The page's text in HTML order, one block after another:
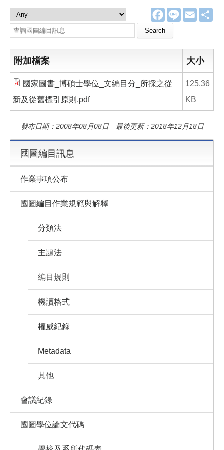
F
a
e
o
L
E
m
國圖編目訊息
Search this site
附加檔案 大小
國家圖書_博碩士學位_文編目分_所採之從
新及從舊標引原則.pdf
125.36
KB
發布日期：2008年08月08日 最後更新：2018年12月18日
國圖編目訊息
作業事項公布
國圖編目作業規範與解釋
分類法
主題法
編目規則
機讀格式
權威紀錄
Metadata
其他
會議紀錄
國圖學位論文代碼